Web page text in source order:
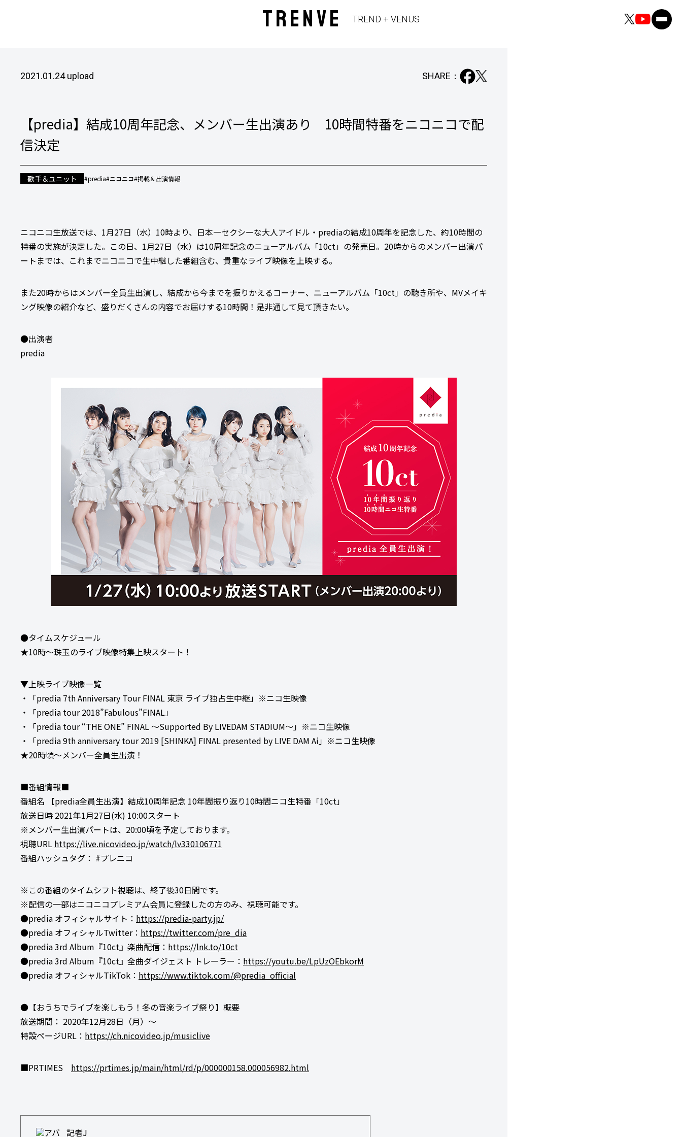
TRENVE TREND + VENUS
2021.01.24 upload SHARE：
【predia】結成10周年記念、メンバー生出演あり 10時間特番をニコニコで配
信決定
歌手＆ユニット #predia#ニコニコ#掲載＆出演情報
ニコニコ生放送では、1月27日（水）10時より、日本一セクシーな大人アイドル・prediaの結成10周年を記念した、約10時間の
特番の実施が決定した。この日、1月27日（水）は10周年記念のニューアルバム「10ct」の発売日。20時からのメンバー出演パ
ートまでは、これまでニコニコで生中継した番組含む、貴重なライブ映像を上映する。
また20時からはメンバー全員生出演し、結成から今までを振りかえるコーナー、ニューアルバム「10ct」の聴き所や、MVメイキ
ング映像の紹介など、盛りだくさんの内容でお届けする10時間！是非通して見て頂きたい。
●出演者
predia
●タイムスケジュール
★10時～珠玉のライブ映像特集上映スタート！
▼上映ライブ映像一覧
・「predia 7th Anniversary Tour FINAL 東京 ライブ独占生中継」※ニコ生映像
・「predia tour 2018”Fabulous”FINAL」
・「predia tour “THE ONE” FINAL ～Supported By LIVEDAM STADIUM～」※ニコ生映像
・「predia 9th anniversary tour 2019 [SHINKA] FINAL presented by LIVE DAM Ai」※ニコ生映像
★20時頃～メンバー全員生出演！
■番組情報■
番組名 【predia全員生出演】結成10周年記念 10年間振り返り10時間ニコ生特番「10ct」
放送日時 2021年1月27日(水) 10:00スタート
※メンバー生出演パートは、20:00頃を予定しております。
視聴URL https://live.nicovideo.jp/watch/lv330106771
番組ハッシュタグ： #プレニコ
※この番組のタイムシフト視聴は、終了後30日間です。
※配信の一部はニコニコプレミアム会員に登録したの方のみ、視聴可能です。
●predia オフィシャルサイト： https://predia-party.jp/
●predia オフィシャルTwitter： https://twitter.com/pre_dia
●predia 3rd Album『10ct』楽曲配信： https://lnk.to/10ct
●predia 3rd Album『10ct』全曲ダイジェスト トレーラー： https://youtu.be/LpUzOEbkorM
●predia オフィシャルTikTok： https://www.tiktok.com/@predia_official
●【おうちでライブを楽しもう！冬の音楽ライブ祭り】概要
放送期間： 2020年12月28日（月）～
特設ページURL： https://ch.nicovideo.jp/musiclive
■PRTIMES https://prtimes.jp/main/html/rd/p/000000158.000056982.html
記者J